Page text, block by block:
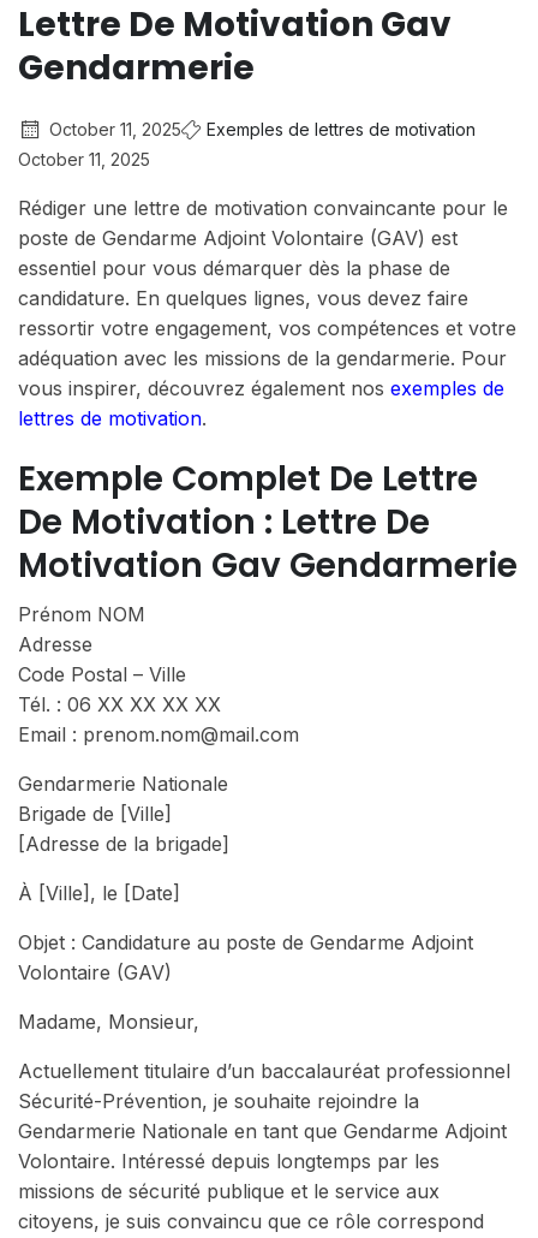
Lettre De Motivation Gav
Gendarmerie
October 11, 2025
Exemples de lettres de motivation
October 11, 2025
Rédiger une lettre de motivation convaincante pour le
poste de Gendarme Adjoint Volontaire (GAV) est
essentiel pour vous démarquer dès la phase de
candidature. En quelques lignes, vous devez faire
ressortir votre engagement, vos compétences et votre
adéquation avec les missions de la gendarmerie. Pour
vous inspirer, découvrez également nos exemples de
lettres de motivation.
Exemple Complet De Lettre
De Motivation : Lettre De
Motivation Gav Gendarmerie
Prénom NOM
Adresse
Code Postal – Ville
Tél. : 06 XX XX XX XX
Email : prenom.nom@mail.com
Gendarmerie Nationale
Brigade de [Ville]
[Adresse de la brigade]
À [Ville], le [Date]
Objet : Candidature au poste de Gendarme Adjoint
Volontaire (GAV)
Madame, Monsieur,
Actuellement titulaire d’un baccalauréat professionnel
Sécurité-Prévention, je souhaite rejoindre la
Gendarmerie Nationale en tant que Gendarme Adjoint
Volontaire. Intéressé depuis longtemps par les
missions de sécurité publique et le service aux
citoyens, je suis convaincu que ce rôle correspond